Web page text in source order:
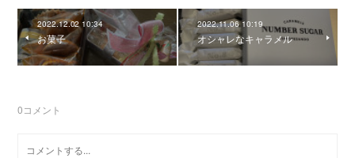
2022.12.02 10:34
お菓子
2022.11.06 10:19
オシャレなキャラメル
0コメント